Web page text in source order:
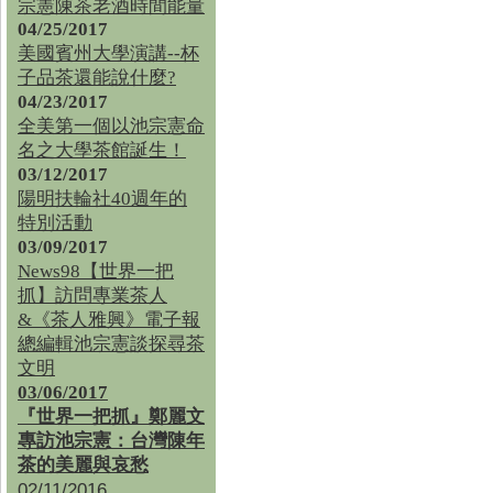
宗憲陳茶老酒時間能量
04/25/2017
美國賓州大學演講--杯
子品茶還能說什麼?
04/23/2017
全美第一個以池宗憲命
名之大學茶館誕生！
03/12/2017
陽明扶輪社40週年的
特別活動
03/09/2017
News98【世界一把
抓】訪問專業茶人
&《茶人雅興》電子報
總編輯池宗憲談探尋茶
文明
03/06/2017
『世界一把抓』鄭麗文
專訪池宗憲：台灣陳年
茶的美麗與哀愁